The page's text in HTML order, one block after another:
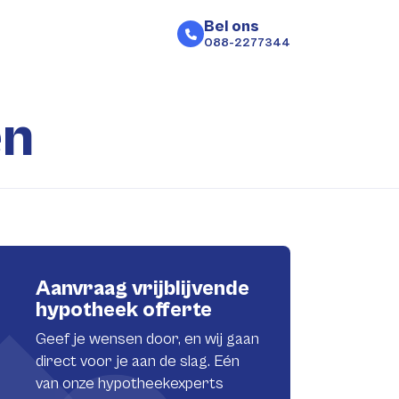
Bel ons
088-2277344
Aanvraag vrijblijvende
hypotheek offerte
Geef je wensen door, en wij gaan
direct voor je aan de slag. Eén
van onze hypotheekexperts